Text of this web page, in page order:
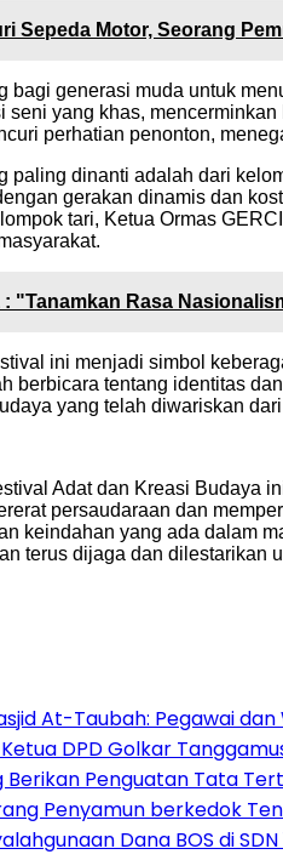
Sepeda Motor, Seorang
bagi generasi muda untuk
seni yang khas,
perhatian penonton,
paling dinanti adalah dari
gerakan dinamis dan
tari, Ketua Ormas
: "Tanamkan Rasa
ini menjadi simbol
berbicara tentang identitas
yang telah diwariskan
Adat dan Kreasi Budaya
persaudaraan dan
keindahan yang ada dalam
terus dijaga dan dilestarikan
At-Taubah: Pegawai
DPD Golkar
Penguatan Tata
Penyamun berkedok
Dana BOS di